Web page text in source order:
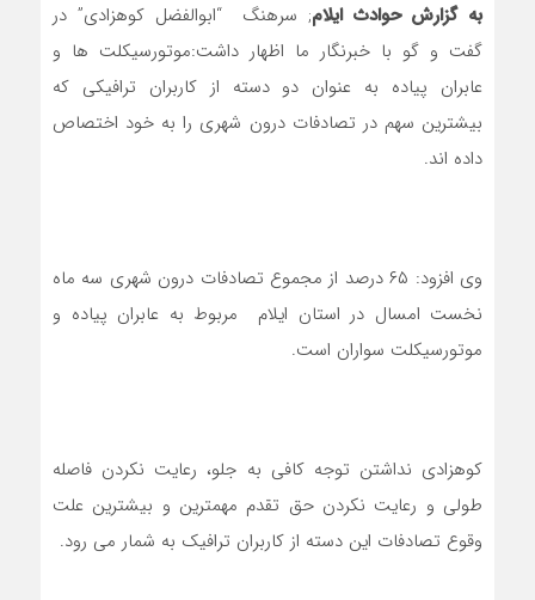
به گزارش حوادث ایلام; سرهنگ “ابوالفضل کوهزادی” در
گفت و گو با خبرنگار ما اظهار داشت:موتورسيكلت ها و
عابران پياده به عنوان دو دسته از كاربران ترافيكي که
بيشترين سهم در تصادفات درون شهري را به خود اختصاص
داده اند.
وي افزود: ۶۵ درصد از مجموع تصادفات درون شهري سه ماه
نخست امسال در استان ایلام مربوط به عابران پیاده و
موتورسیکلت سواران است.
کوهزادی نداشتن توجه كافي به جلو، رعايت نكردن فاصله
طولي و رعايت نكردن حق تقدم مهمترين و بيشترين علت
وقوع تصادفات اين دسته از كاربران ترافيك به شمار مي رود.